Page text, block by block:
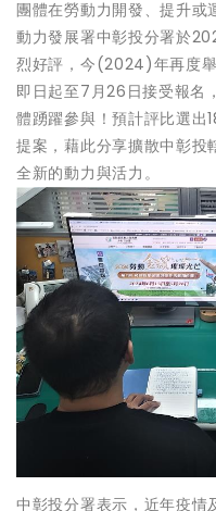
團體在勞動力開發、提升或
動力發展署中彰投分署於
烈好評，今(2024)年再度
即日起至7月26日接受報名
體踴躍參與！預計評比選出
提案，藉此分享擴散中彰投
全新的動力與活力。
中彰投分署表示，近年疫情